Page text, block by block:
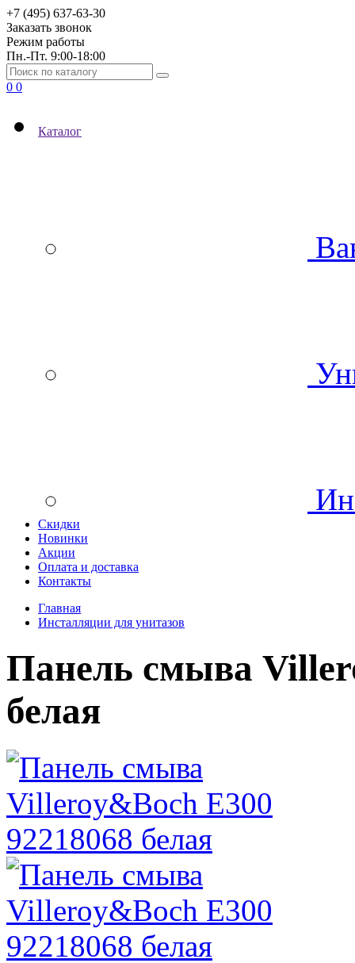
+7 (495) 637-63-30
Заказать звонок
Режим работы
Пн.-Пт. 9:00-18:00
0 0
Каталог
Скидки
Новинки
Акции
Оплата и доставка
Контакты
Главная
Инсталляции для унитазов
Панель смыва
белая